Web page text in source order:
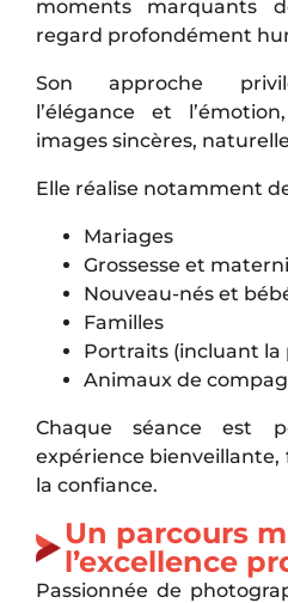
moments marquants
regard profondément
Son approche
l’élégance et
images sincères,
Elle réalise notamment
Mariages
Grossesse et
Nouveau-nés et
Familles
Portraits (incluant
Animaux de
Chaque séance est
expérience bienveillante,
la confiance.
Un parcours
l’excellence
Passionnée de